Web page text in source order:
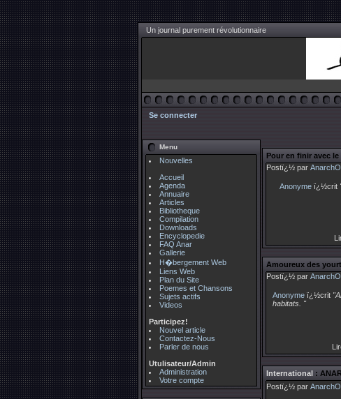
Un journal purement révolutionnaire
Se connecter
Menu
Nouvelles
Accueil
Agenda
Annuaire
Articles
Bibliotheque
Compilation
Downloads
Encyclopedie
FAQ Anar
Gallerie
H�bergement Web
Liens Web
Plan du Site
Poemes et Chansons
Sujets actifs
Videos
Participez!
Nouvel article
Contactez-Nous
Parler de nous
Utulisateur/Admin
Administration
Votre compte
Pour en finir avec
Postï¿½ par
Anonyme ï¿½crit
Amoureux des
Postï¿½ par
Anonyme ï¿½crit
habitats. "
International :
Postï¿½ par